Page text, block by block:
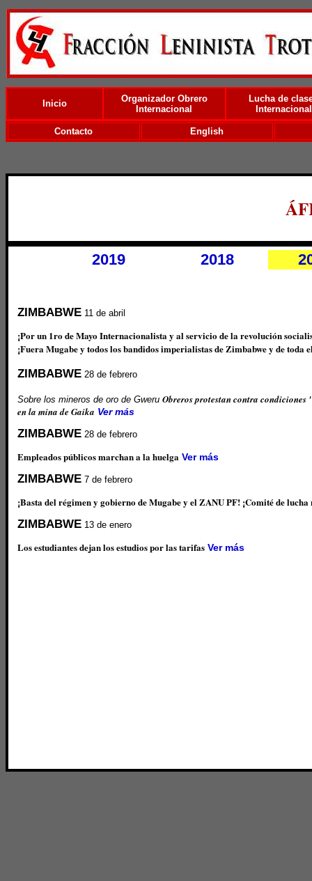
Inicio
Organizador Obrero
Internacional
Lucha de
Internacional
Contacto English
2019 2018
ZIMBABWE 11 de abril
¡Por un 1ro de Mayo Internacionalista y al servicio de la revolución
¡Fuera Mugabe y todos los bandidos imperialistas de Zimbabwe y de
ZIMBABWE 28 de febrero
Sobre los mineros de oro de Gweru Obreros protestan contra
en la mina de Gaika Ver más
ZIMBABWE 28 de febrero
Empleados públicos marchan a la huelga Ver más
ZIMBABWE 7 de febrero
¡Basta del régimen y gobierno de Mugabe y el ZANU PF! ¡Comité de
ZIMBABWE 13 de enero
Los estudiantes dejan los estudios por las tarifas Ver más